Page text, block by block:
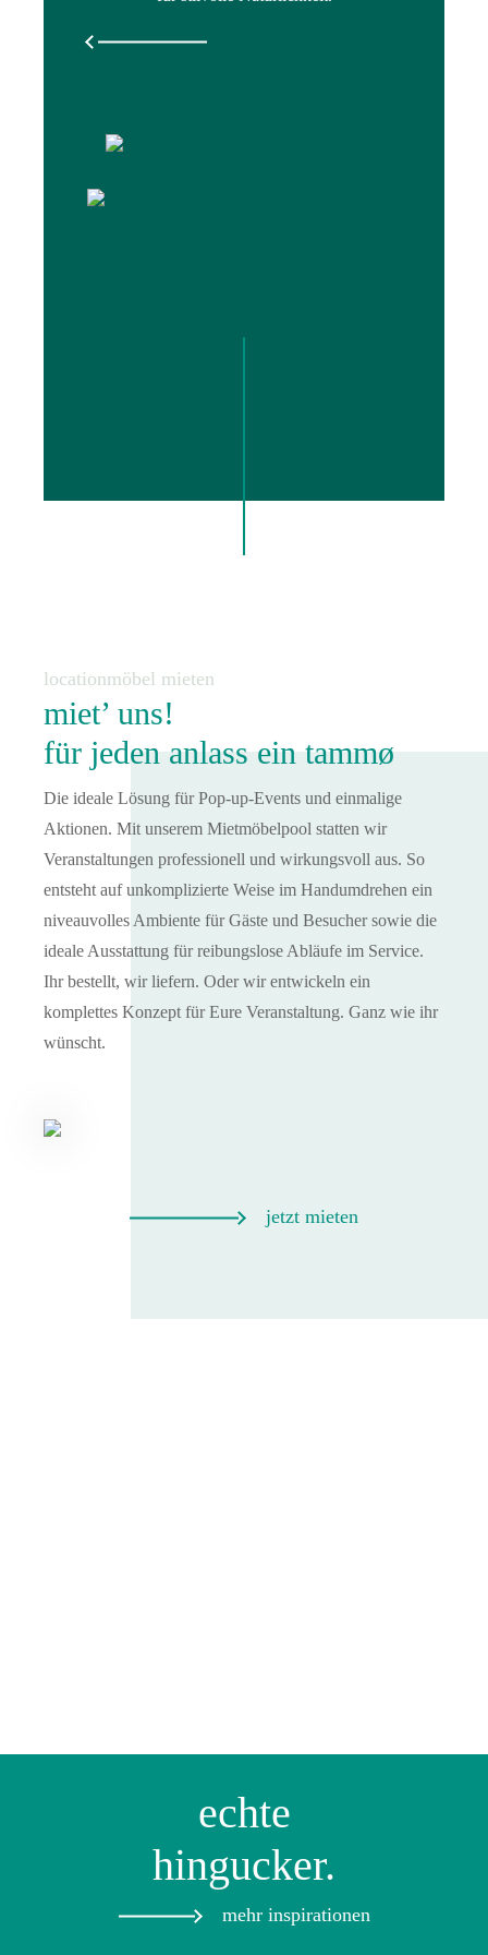
locationmöbel mieten
miet’ uns!
für jeden anlass ein tammø
Die ideale Lösung für Pop-up-Events und einmalige
Aktionen. Mit unserem Mietmöbelpool statten wir
Veranstaltungen professionell und wirkungsvoll aus. So
entsteht auf unkomplizierte Weise im Handumdrehen ein
niveauvolles Ambiente für Gäste und Besucher sowie die
ideale Ausstattung für reibungslose Abläufe im Service.
Ihr bestellt, wir liefern. Oder wir entwickeln ein
komplettes Konzept für Eure Veranstaltung. Ganz wie ihr
wünscht.
jetzt mieten
echte
hingucker.
mehr inspirationen